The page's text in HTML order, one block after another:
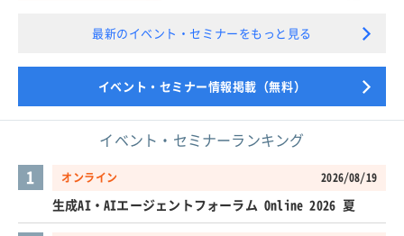
最新のイベント・セミナーをもっと見る
イベント・セミナー情報掲載（無料）
イベント・セミナーランキング
1 オンライン 2026/08/19
生成AI・AIエージェントフォーラム Online 2026 夏